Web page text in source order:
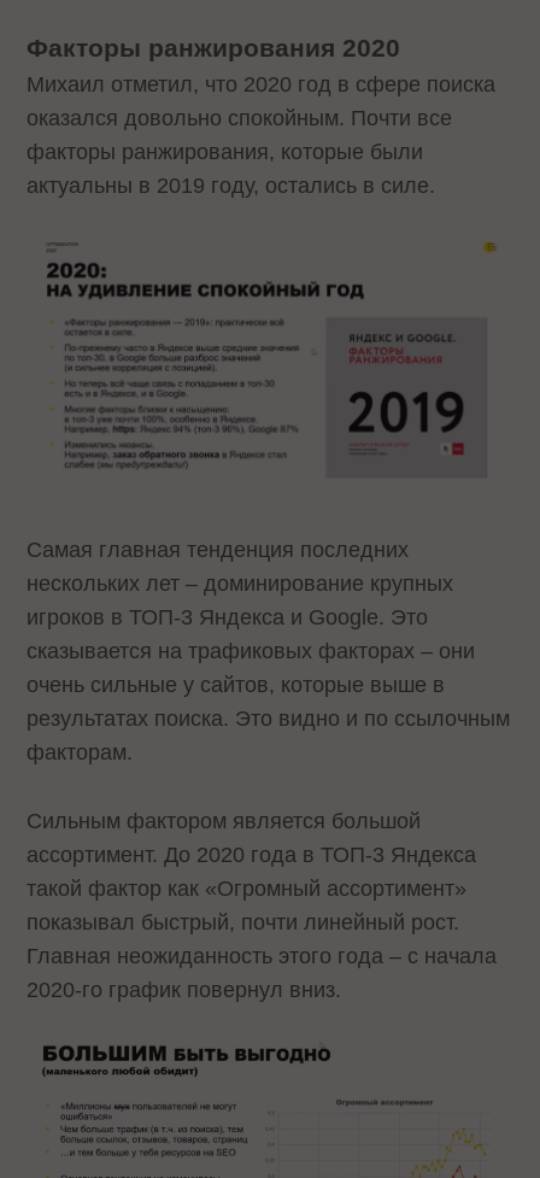
Факторы ранжирования 2020
Михаил отметил, что 2020 год в сфере поиска
оказался довольно спокойным. Почти все
факторы ранжирования, которые были
актуальны в 2019 году, остались в силе.
Самая главная тенденция последних
нескольких лет – доминирование крупных
игроков в ТОП-3 Яндекса и Google. Это
сказывается на трафиковых факторах – они
очень сильные у сайтов, которые выше в
результатах поиска. Это видно и по ссылочным
факторам.
Сильным фактором является большой
ассортимент. До 2020 года в ТОП-3 Яндекса
такой фактор как «Огромный ассортимент»
показывал быстрый, почти линейный рост.
Главная неожиданность этого года – с начала
2020-го график повернул вниз.